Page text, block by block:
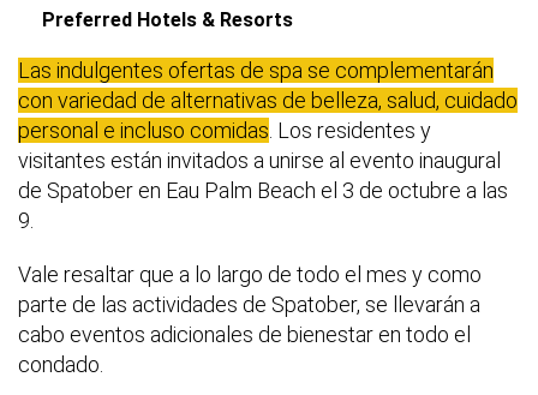
Preferred Hotels & Resorts
Las indulgentes ofertas de spa se complementarán
con variedad de alternativas de belleza, salud, cuidado
personal e incluso comidas . Los residentes y
visitantes están invitados a unirse al evento inaugural
de Spatober en Eau Palm Beach el 3 de octubre a las
9.
Vale resaltar que a lo largo de todo el mes y como
parte de las actividades de Spatober, se llevarán a
cabo eventos adicionales de bienestar en todo el
condado.